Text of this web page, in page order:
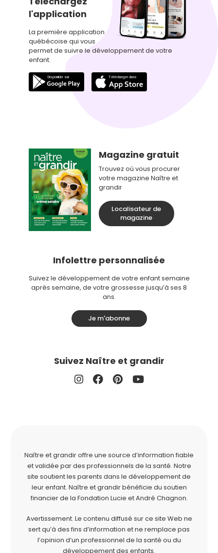
l'application
La première application
québécoise qui vous
permet de suivre le développement de votre
enfant.
Magazine gratuit
Trouvez où vous procurer
votre magazine Naître et
grandir
Localisateur de
magazine
Infolettre personnalisée
Suivez le développement de votre enfant semaine
après semaine, de votre grossesse jusqu’à ses 8
ans.
Je m'abonne
Suivez Naître et grandir
Naître et grandir offre une source d’information fiable
et validée par des professionnels de la santé. Notre
site soutient les parents dans le développement de
leur enfant. Naître et grandir bénéficie du soutien
financier de la Fondation Lucie et André Chagnon.
Avertissement. Le contenu diffusé sur ce site Web ne
sert qu’à des fins d’information et ne remplace pas
l’opinion d’un professionnel de la santé ou du
développement des enfants.